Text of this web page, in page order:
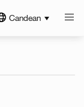
Candean